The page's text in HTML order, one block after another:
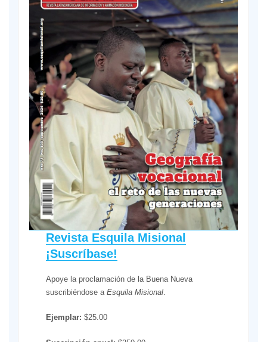
Revista Esquila Misional
¡Suscríbase!
Apoye la proclamación de la Buena Nueva
suscribiéndose a Esquila Misional.
Ejemplar: $25.00